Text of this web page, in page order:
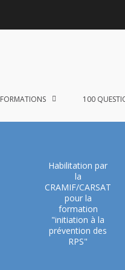
FORMATIONS 100
Habilitation par
la
CRAMIF/CARSAT
pour la
formation
"initiation à la
prévention des
RPS"